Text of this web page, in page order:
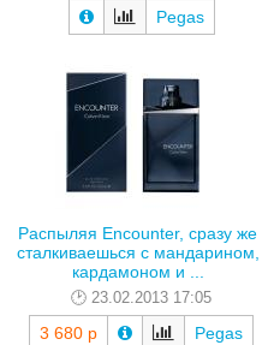
Pegas
Распыляя Encounter, сразу же
сталкиваешься с мандарином,
кардамоном и ...
23.02.2013 17:05
3 680 р Pegas